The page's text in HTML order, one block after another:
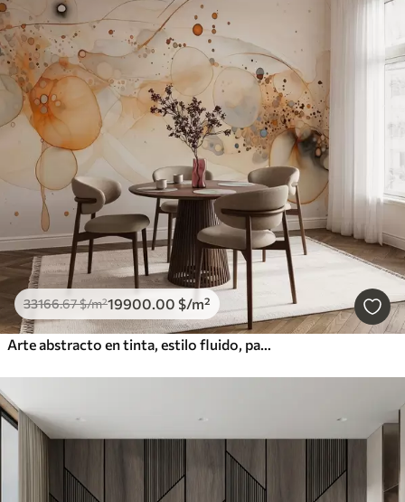
33166.67$/m²19900.00 $/m²
Arte abstracto en tinta, estilo fluido, paleta de colores beige